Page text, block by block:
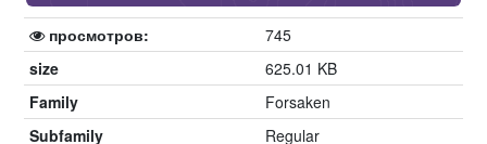
просмотров:
745
size
625.01 KB
Family
Forsaken
Subfamily
Regular